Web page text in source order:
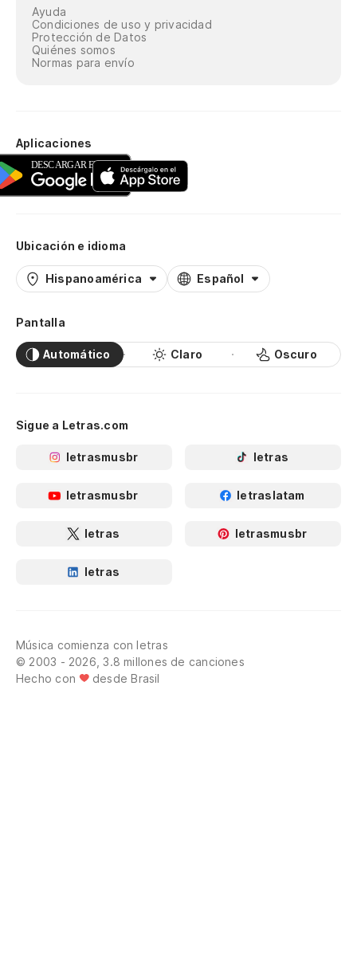
Ayuda
Condiciones de uso y privacidad
Protección de Datos
Quiénes somos
Normas para envío
Aplicaciones
Ubicación e idioma
Hispanoamérica Español
Pantalla
Automático Claro Oscuro
Sigue a Letras.com
letrasmusbr letras
letrasmusbr letraslatam
letras letrasmusbr
letras
Música comienza con letras
© 2003 - 2026, 3.8 millones de canciones
Hecho con
desde Brasil